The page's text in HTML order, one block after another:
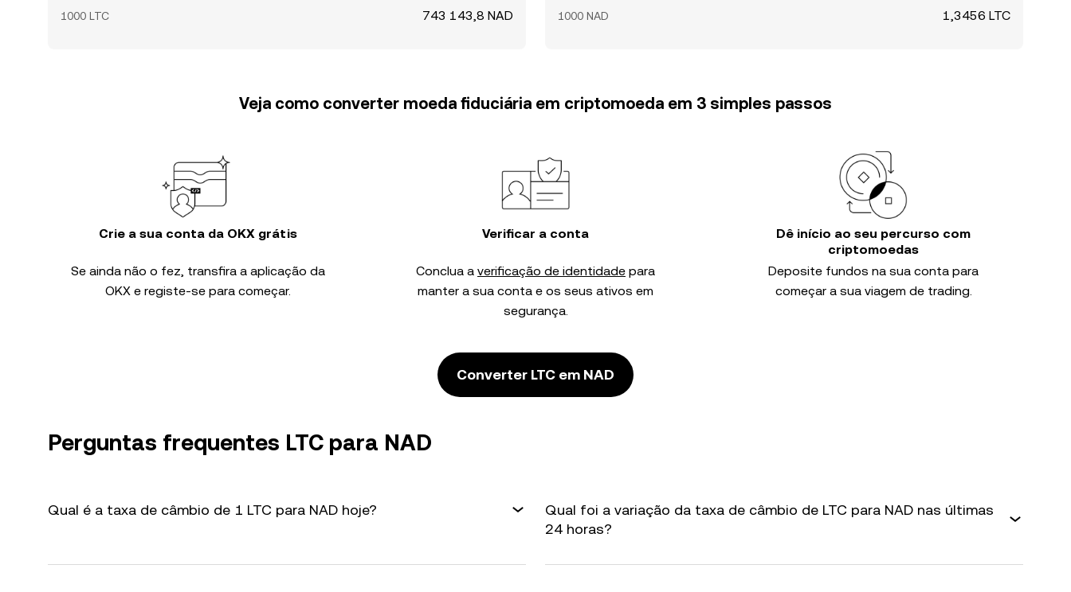
1000 LTC 743 143,8 NAD 1000 NAD 1,3456 LTC
Veja como converter moeda fiduciária em criptomoeda em 3 simples passos
Crie a sua conta da OKX grátis
Se ainda não o fez, transfira a aplicação da
OKX e registe-se para começar.
Verificar a conta
Conclua a verificação de identidade para
manter a sua conta e os seus ativos em
segurança.
Dê início ao seu percurso com
criptomoedas
Deposite fundos na sua conta para
começar a sua viagem de trading.
Converter LTC em NAD
Perguntas frequentes LTC para NAD
Qual é a taxa de câmbio de 1 LTC para NAD hoje?
Qual foi a variação da taxa de câmbio de LTC para NAD nas últimas
24 horas?